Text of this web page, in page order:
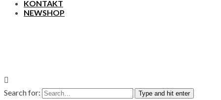
KONTAKT
SHOP
Search for: Type and hit enter